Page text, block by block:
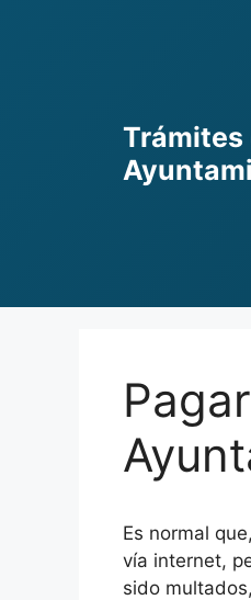
Trámites
Es normal
vía internet,
sido